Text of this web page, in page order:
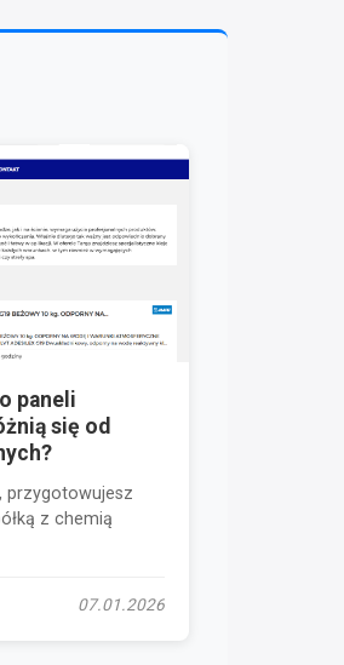
paneli
się od
przygotowujesz
z chemią
07.01.2026